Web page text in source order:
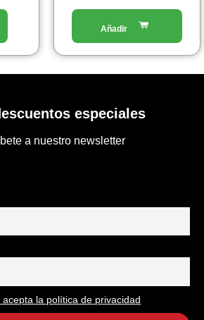
especiales
a nuestro newsletter
la política de privacidad